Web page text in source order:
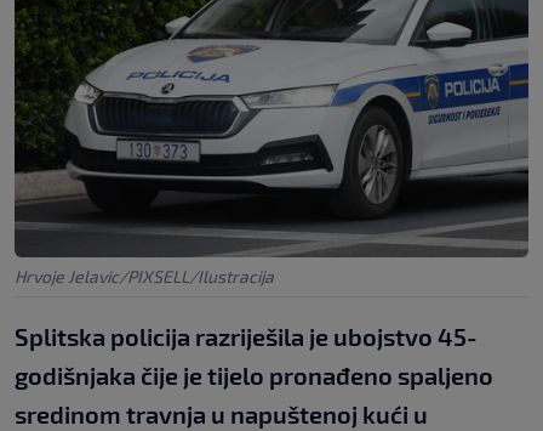
Hrvoje Jelavic/PIXSELL/Ilustracija
Splitska policija razriješila je ubojstvo 45-
godišnjaka čije je tijelo pronađeno spaljeno
sredinom travnja u napuštenoj kući u